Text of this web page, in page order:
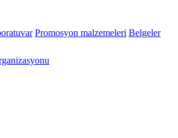
Promosyon malzemeleri Belgeler